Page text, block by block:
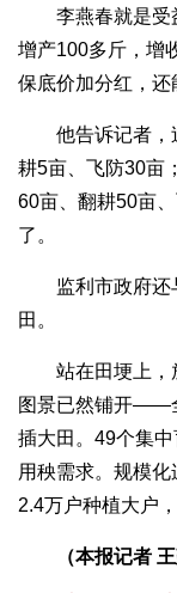
李燕春就是受益
增产100多斤，增
保底价加分红，还
他告诉记者，过
耕5亩、飞防30亩
60亩、翻耕50亩
了。
监利市政府还与
田。
站在田埂上，放
图景已然铺开——
插大田。49个集
用秧需求。规模
2.4万户种植大户
（本报记者